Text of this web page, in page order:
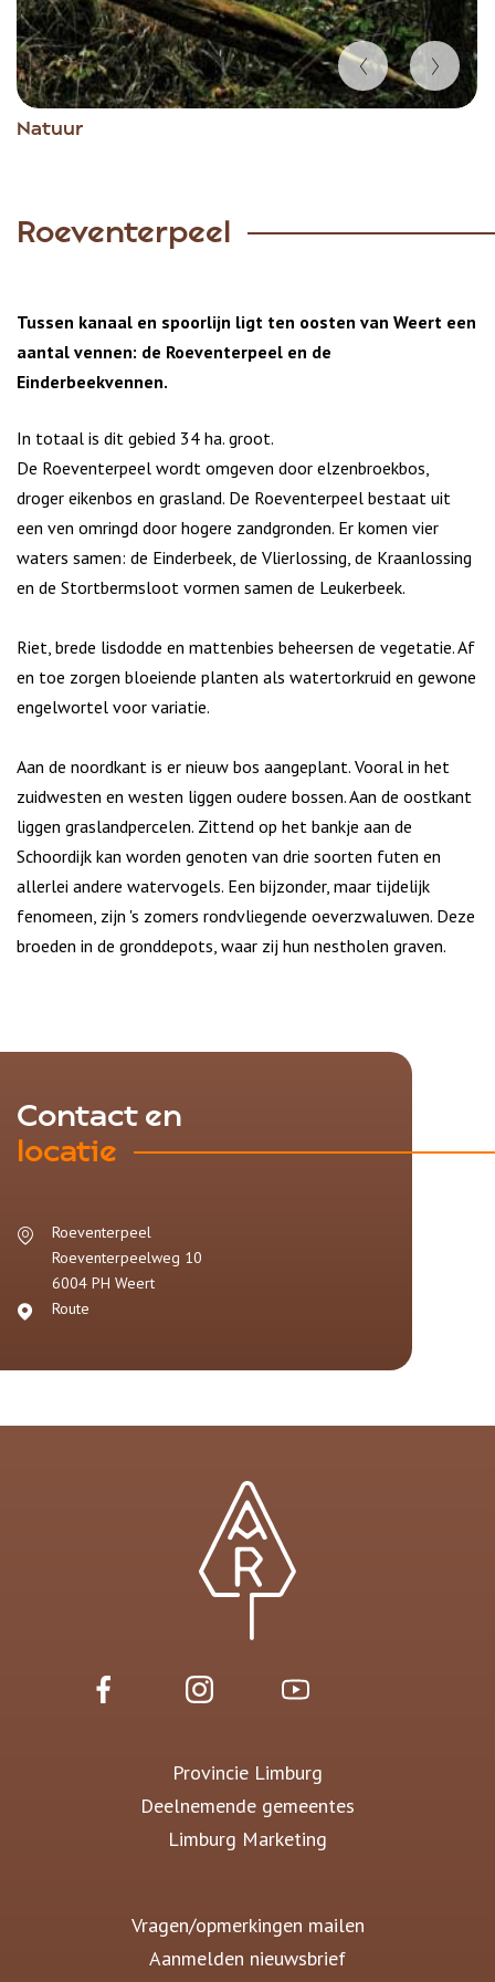
Natuur
Item
Roeventerpeel
Tussen kanaal en spoorlijn ligt ten oosten van Weert een
aantal vennen: de Roeventerpeel en de
Einderbeekvennen.
In totaal is dit gebied 34 ha. groot.
De Roeventerpeel wordt omgeven door elzenbroekbos,
droger eikenbos en grasland. De Roeventerpeel bestaat uit
een ven omringd door hogere zandgronden. Er komen vier
waters samen: de Einderbeek, de Vlierlossing, de Kraanlossing
en de Stortbermsloot vormen samen de Leukerbeek.
Riet, brede lisdodde en mattenbies beheersen de vegetatie. Af
en toe zorgen bloeiende planten als watertorkruid en gewone
engelwortel voor variatie.
Aan de noordkant is er nieuw bos aangeplant. Vooral in het
zuidwesten en westen liggen oudere bossen. Aan de oostkant
liggen graslandpercelen. Zittend op het bankje aan de
Schoordijk kan worden genoten van drie soorten futen en
allerlei andere watervogels. Een bijzonder, maar tijdelijk
fenomeen, zijn 's zomers rondvliegende oeverzwaluwen. Deze
broeden in de gronddepots, waar zij hun nestholen graven.
Contact en
locatie
Roeventerpeel
Roeventerpeelweg 10
6004 PH Weert
Route
Provincie Limburg
Deelnemende gemeentes
Limburg Marketing
Vragen/opmerkingen mailen
Aanmelden nieuwsbrief